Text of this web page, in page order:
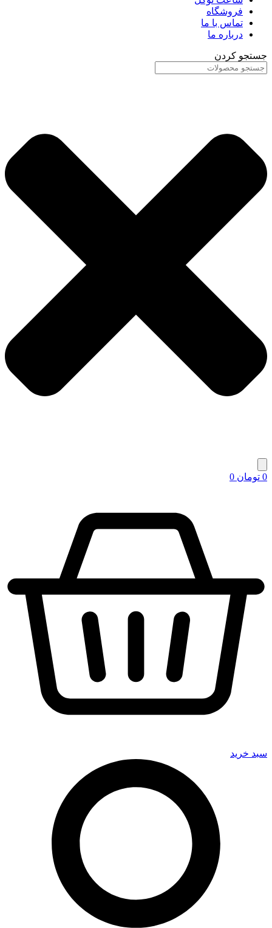
فروشگاه
تماس با ما
درباره ما
جستجو کردن
0 تومان 0
سبد خرید